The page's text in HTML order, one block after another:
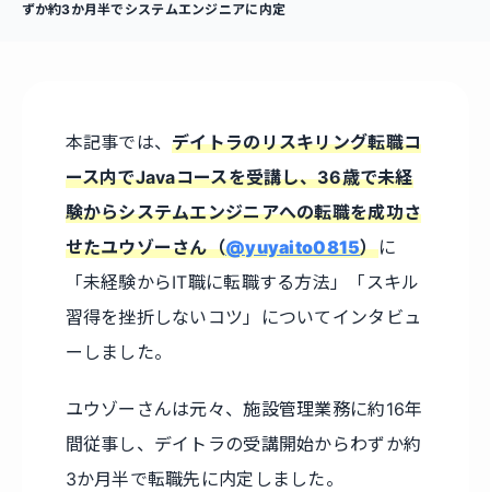
ずか約3か月半でシステムエンジニアに内定
本記事では、デイトラのリスキリング転職コ
ース内でJavaコースを受講し、36歳で未経
験からシステムエンジニアへの転職を成功さ
せたユウゾーさん（@yuyaito0815）に
「未経験からIT職に転職する方法」「スキル
習得を挫折しないコツ」についてインタビュ
ーしました。
ユウゾーさんは元々、施設管理業務に約16年
間従事し、デイトラの受講開始からわずか約
3か月半で転職先に内定しました。